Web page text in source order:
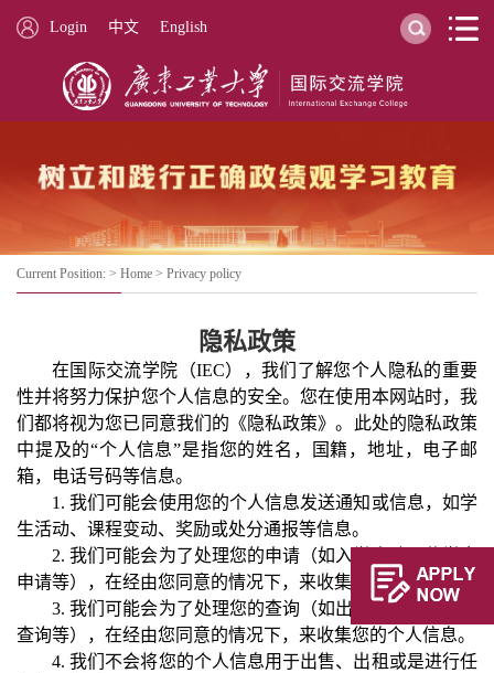
Login 中文 English
Current Position: > Home > Privacy policy
隐私政策
在国际交流学院（IEC），我们了解您个人隐私的重要
性并将努力保护您个人信息的安全。您在使用本网站时，我
们都将视为您已同意我们的《隐私政策》。此处的隐私政策
中提及的“个人信息”是指您的姓名，国籍，地址，电子邮
箱，电话号码等信息。
1. 我们可能会使用您的个人信息发送通知或信息，如学
生活动、课程变动、奖励或处分通报等信息。
2. 我们可能会为了处理您的申请（如入学申请、奖学金
申请等），在经由您同意的情况下，来收集您的个人信息。
3. 我们可能会为了处理您的查询（如出成绩查询、课程
查询等），在经由您同意的情况下，来收集您的个人信息。
4. 我们不会将您的个人信息用于出售、出租或是进行任